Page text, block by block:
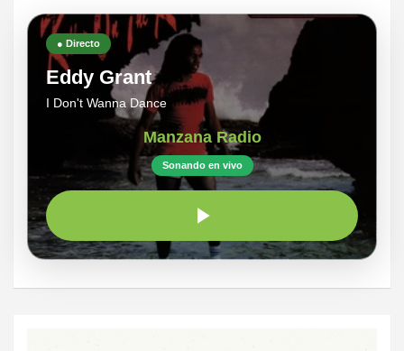
● Directo
Eddy Grant
I Don't Wanna Dance
Manzana Radio
Sonando en vivo